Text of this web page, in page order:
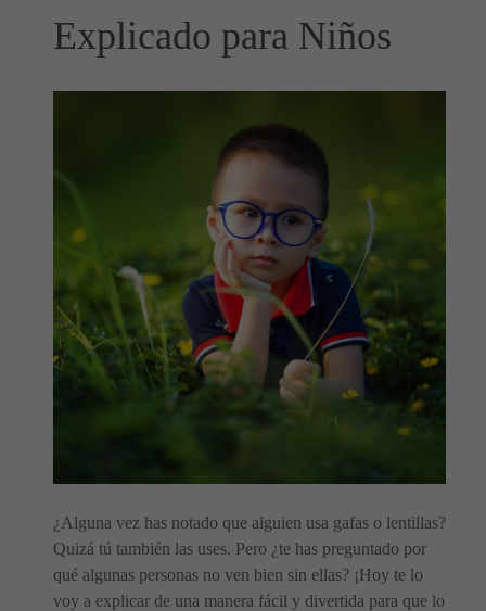
Explicado para Niños
¿Alguna vez has notado que alguien usa gafas o lentillas?
Quizá tú también las uses. Pero ¿te has preguntado por
qué algunas personas no ven bien sin ellas? ¡Hoy te lo
voy a explicar de una manera fácil y divertida para que lo